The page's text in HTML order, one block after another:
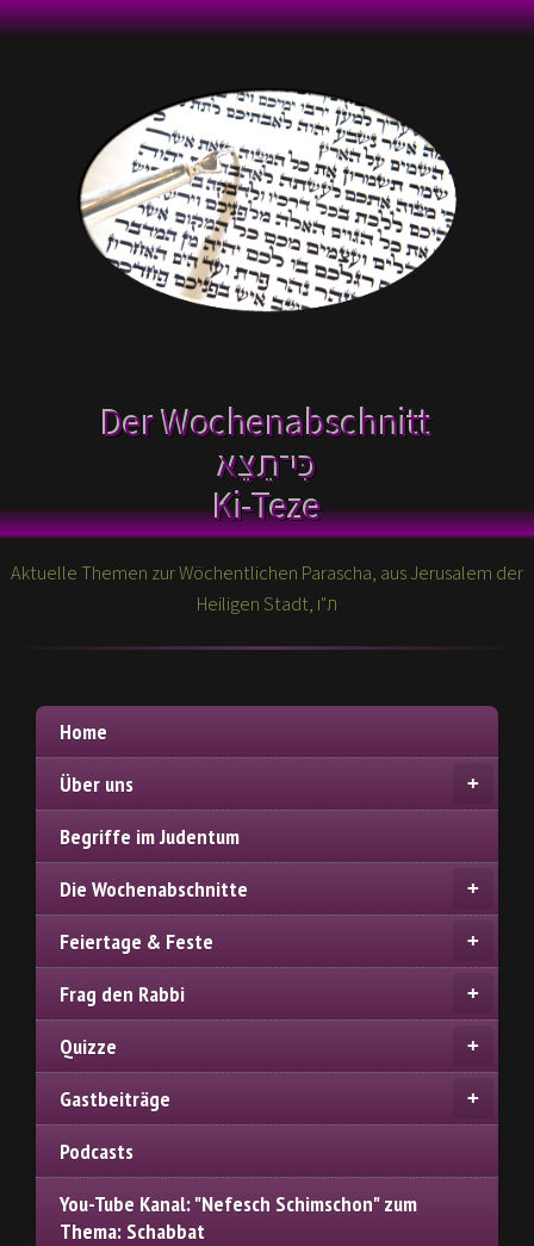
Der Wochenabschnitt
כִּי־תֵצֵא
Ki-Teze
Aktuelle Themen zur Wöchentlichen Parascha, aus Jerusalem der
Heiligen Stadt, ת"ו
Home
Über uns
Begriffe im Judentum
Die Wochenabschnitte
Feiertage & Feste
Frag den Rabbi
Quizze
Gastbeiträge
Podcasts
You-Tube Kanal: "Nefesch Schimschon" zum
Thema: Schabbat